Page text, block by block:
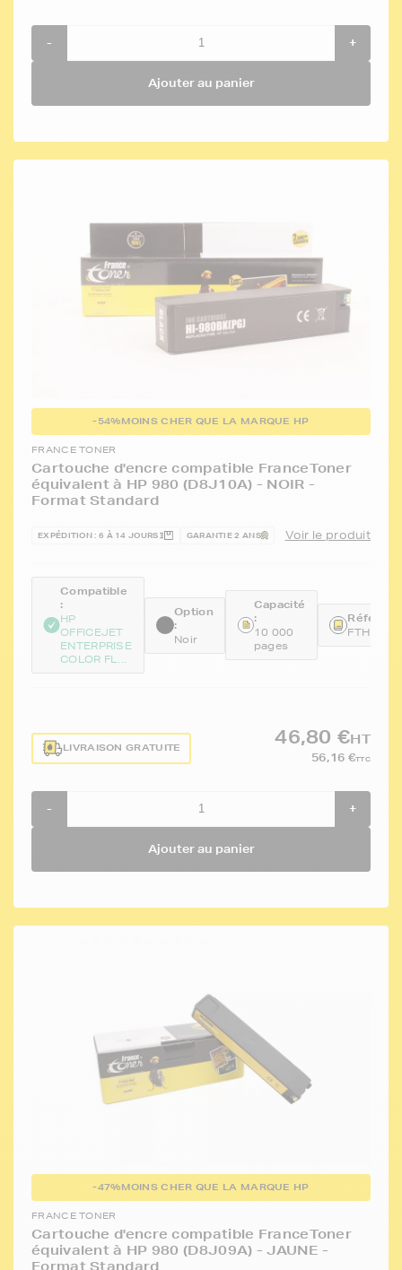
- +
Ajouter au panier
-54%MOINS CHER QUE LA MARQUE HP
FRANCE TONER
Cartouche d'encre compatible FranceToner
équivalent à HP 980 (D8J10A) - NOIR -
Format Standard
EXPÉDITION : 6 À 14 JOURS GARANTIE 2 ANS Voir le produit
Compatible
:
HP
OFFICEJET
ENTERPRISE
COLOR FL...
Option
:
Noir
Capacité
:
10 000
pages
LIVRAISON GRATUITE
46,80 €HT
56,16 €TTC
- +
Ajouter au panier
-47%MOINS CHER QUE LA MARQUE HP
FRANCE TONER
Cartouche d'encre compatible FranceToner
équivalent à HP 980 (D8J09A) - JAUNE -
Format Standard